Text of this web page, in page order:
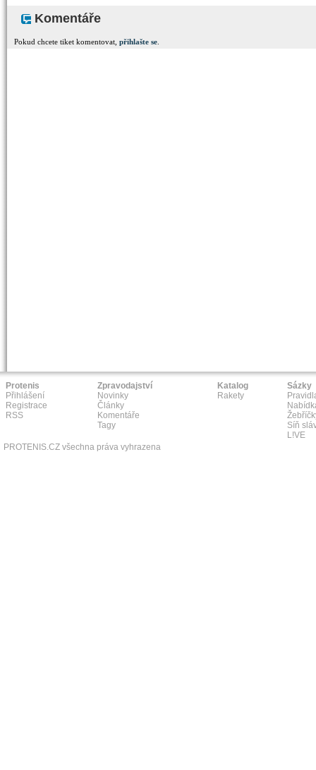
Komentáře
Pokud chcete tiket komentovat, přihlašte se
Protenis
Přihlášení
Registrace
RSS
Zpravodajství
Novinky
Články
Komentáře
Tagy
Katalog
Rakety
Sázky
Síň
L!VE
PROTENIS.CZ všechna práva vyhrazena